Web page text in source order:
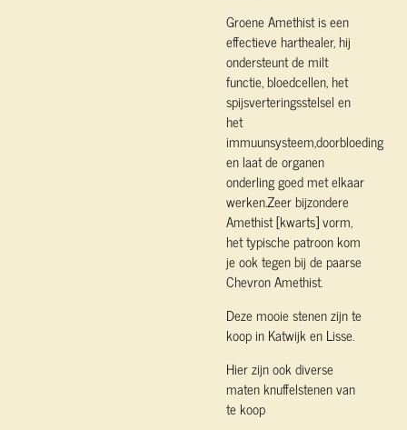
Groene Amethist is een
effectieve harthealer, hij
ondersteunt de milt
functie, bloedcellen, het
spijsverteringsstelsel en
het
immuunsysteem,doorbloeding
en laat de organen
onderling goed met elkaar
werken.Zeer bijzondere
Amethist [kwarts] vorm,
het typische patroon kom
je ook tegen bij de paarse
Chevron Amethist.
Deze mooie stenen zijn te
koop in Katwijk en Lisse.
Hier zijn ook diverse
maten knuffelstenen van
te koop